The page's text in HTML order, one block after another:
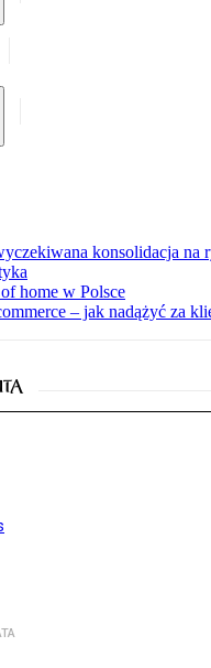
konsolidacja na
home w Polsce
– jak nadążyć za